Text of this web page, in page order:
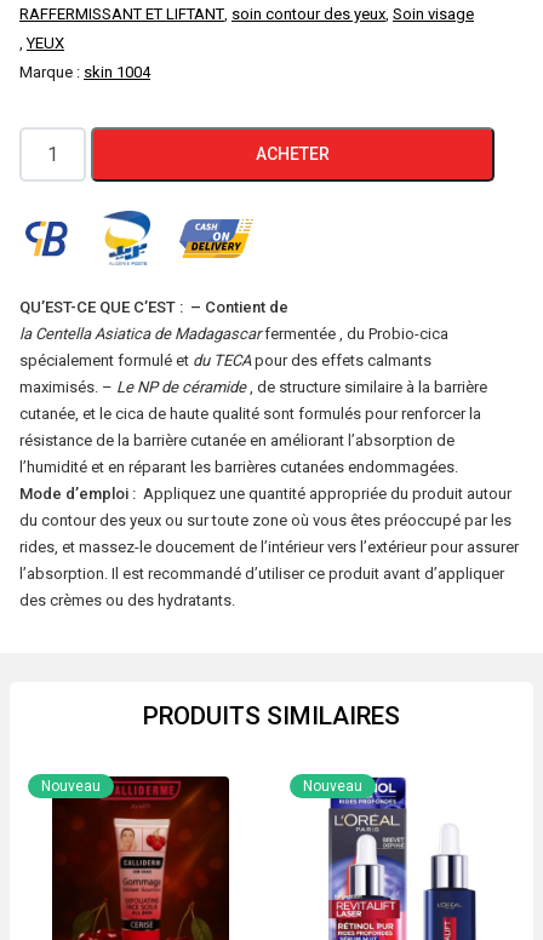
RAFFERMISSANT ET LIFTANT, soin contour des yeux, Soin visage
,YEUX
Marque : skin 1004
quantité
de
Crème
Probio-
Cica
Bakuchiol
de
Madagascar
20
ml
ACHETER
QU’EST-CE QUE C’EST : – Contient de
la Centella Asiatica de Madagascarfermentée , du Probio-cica
spécialement formulé et du TECApour des effets calmants
maximisés. – Le NP de céramide, de structure similaire à la barrière
cutanée, et le cica de haute qualité sont formulés pour renforcer la
résistance de la barrière cutanée en améliorant l’absorption de
l’humidité et en réparant les barrières cutanées endommagées.
Mode d’emploi : Appliquez une quantité appropriée du produit autour
du contour des yeux ou sur toute zone où vous êtes préoccupé par les
rides, et massez-le doucement de l’intérieur vers l’extérieur pour assurer
l’absorption. Il est recommandé d’utiliser ce produit avant d’appliquer
des crèmes ou des hydratants.
PRODUITS SIMILAIRES
Nouveau Nouveau